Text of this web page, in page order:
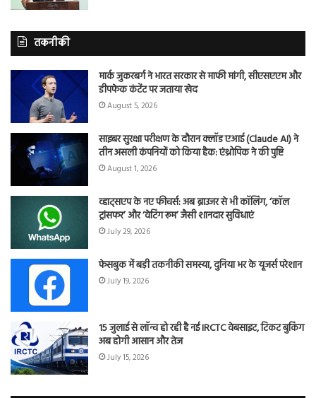
तकनीकी
मार्क जुकरबर्ग ने भारत सरकार से माफी मांगी, सीएसएएम और
डीपफेक कंटेंट पर जताया खेद
August 5, 2026
साइबर सुरक्षा परीक्षण के दौरान क्लॉड एआई (Claude AI) ने
तीन असली कंपनियों को किया हैक: एंथ्रोपिक ने की पुष्टि
August 1, 2026
व्हाट्सएप के नए फीचर्स: अब ब्राउजर से भी कॉलिंग, ‘कॉल
ट्रांसफर’ और ‘वेटिंग रूम’ जैसी शानदार सुविधाएं
July 29, 2026
फेसबुक में बड़ी तकनीकी समस्या, दुनिया भर के यूजर्स परेशान
July 19, 2026
15 जुलाई से लॉन्च हो रही है नई IRCTC वेबसाइट, टिकट बुकिंग
अब होगी आसान और तेज
July 15, 2026